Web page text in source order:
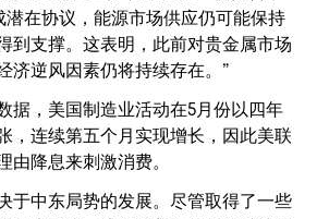
潜在协议，能源市场供应仍可能保持
到支撑。这表明，此前对贵金属市场
济逆风因素仍将持续存在。”
据，美国制造业活动在5月份以四年
，连续第五个月实现增长，因此美联
由降息来刺激消费。
于中东局势的发展。尽管取得了一些